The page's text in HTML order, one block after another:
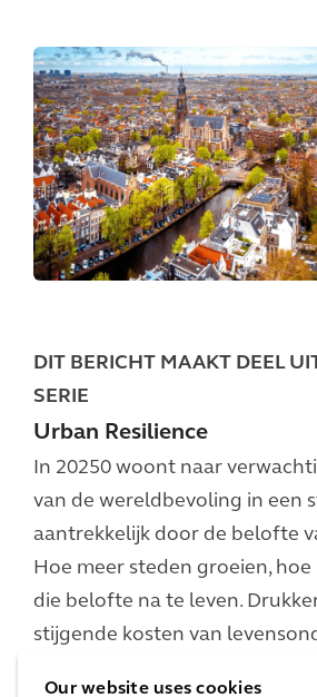
Our website uses cookies
DIT BERICHT MAAKT DEEL
SERIE
Urban Resilience
In 20250 woont naar
van de wereldbevoling in een
aantrekkelijk door de belofte
Hoe meer steden groeien,
die belofte na te leven.
stijgende kosten van